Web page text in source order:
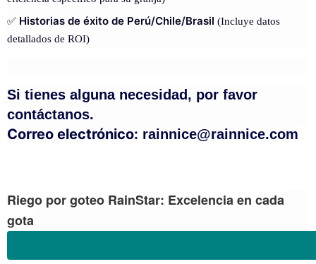
✅ Historias de éxito de Perú/Chile/Brasil (Incluye datos
detallados de ROI)
Si tienes alguna necesidad, por favor
contáctanos.
Correo electrónico: rainnice@rainnice.com
Riego por goteo RainStar: Excelencia en cada
gota